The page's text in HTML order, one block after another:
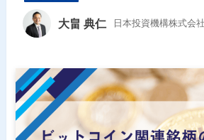
大畠 典仁 日本投資機構株式会